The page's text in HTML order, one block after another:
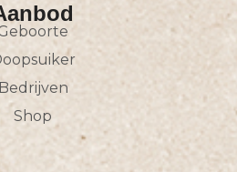
Bedrijven
Shop